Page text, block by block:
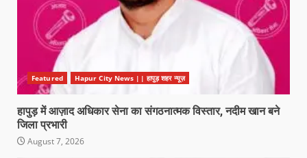
Featured Hapur City News || हापुड़ शहर न्यूज़
हापुड़ में आज़ाद अधिकार सेना का संगठनात्मक विस्तार, नदीम खान बने
जिला प्रभारी
August 7, 2026